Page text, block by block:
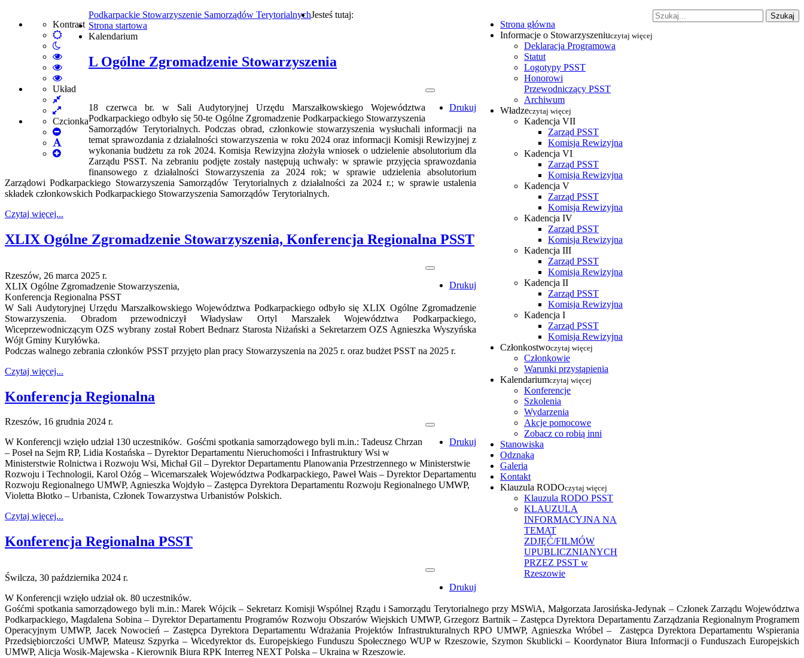
Kontrast
Default
tryb
nocny
High
Contrast
Black
White
High
Contrast
Black
High
Contrast
mode
Układ
Fixed
layout
Wide
layout
Czcionka
Set
Smaller
FontDefault
Set
Szukaj
Podkarpackie Stowarzyszenie Samorządów Terytorialnych
Strona główna
Informacje o Stowarzyszeniuczytaj więcej
Deklaracja Programowa
Statut
Logotypy PSST
Honorowi
Przewodniczący PSST
Archiwum
Władzeczytaj więcej
Kadencja VII
Zarząd PSST
Komisja Rewizyjna
Kadencja VI
Zarząd PSST
Komisja Rewizyjna
Kadencja V
Zarząd PSST
Komisja Rewizyjna
Kadencja IV
Zarząd PSST
Komisja Rewizyjna
Kadencja III
Zarząd PSST
Komisja Rewizyjna
Kadencja II
Zarząd PSST
Komisja Rewizyjna
Kadencja I
Zarząd PSST
Komisja Rewizyjna
Członkostwoczytaj więcej
Członkowie
Warunki przystąpienia
Kalendariumczytaj więcej
Konferencje
Szkolenia
Wydarzenia
Akcje pomocowe
Zobacz co robią inni
Stanowiska
Odznaka
Galeria
Kontakt
Klauzula RODOczytaj więcej
Klauzula RODO PSST
KLAUZULA
INFORMACYJNA NA
TEMAT
ZDJĘĆ/FILMÓW
UPUBLICZNIANYCH
PRZEZ PSST w
Rzeszowie
Jesteś tutaj:
Strona startowa
Kalendarium
L Ogólne Zgromadzenie Stowarzyszenia
Drukuj
18 czerwca br. w Sali Audytoryjnej Urzędu Marszałkowskiego Województwa
Podkarpackiego odbyło się 50-te Ogólne Zgromadzenie Podkarpackiego Stowarzyszenia
Samorządów Terytorialnych. Podczas obrad, członkowie stowarzyszenia wysłuchali informacji na
temat sprawozdania z działalności stowarzyszenia w roku 2024 oraz informacji Komisji Rewizyjnej z
wykonania budżetu za rok 2024. Komisja Rewizyjna złożyła wniosek o udzielenie absolutorium dla
Zarządu PSST. Na zebraniu podjęte zostały następują uchwały: w sprawie przyjęcia sprawozdania
finansowego z działalności Stowarzyszenia za 2024 rok; w sprawie udzielenia absolutorium
Zarządowi Podkarpackiego Stowarzyszenia Samorządów Terytorialnych z działalności za 2024 r.; w sprawie ustalenia
składek członkowskich Podkarpackiego Stowarzyszenia Samorządów Terytorialnych.
Czytaj więcej...
XLIX Ogólne Zgromadzenie Stowarzyszenia, Konferencja Regionalna PSST
Drukuj
Rzeszów, 26 marca 2025 r.
XLIX Ogólne Zgromadzenie Stowarzyszenia,
Konferencja Regionalna PSST
W Sali Audytoryjnej Urzędu Marszałkowskiego Województwa Podkarpackiego odbyło się XLIX Ogólne Zgromadzenie
Stowarzyszenia. Obradom przewodniczył Władysław Ortyl Marszałek Województwa Podkarpackiego,
Wiceprzewodniczącym OZS wybrany został Robert Bednarz Starosta Niżański a Sekretarzem OZS Agnieszka Wyszyńska
Wójt Gminy Kuryłówka.
Podczas walnego zebrania członków PSST przyjęto plan pracy Stowarzyszenia na 2025 r. oraz budżet PSST na 2025 r.
Czytaj więcej...
Konferencja Regionalna
Drukuj
Rzeszów, 16 grudnia 2024 r.
W Konferencji wzięło udział 130 uczestników. Gośćmi spotkania samorządowego byli m.in.: Tadeusz Chrzan
– Poseł na Sejm RP, Lidia Kostańska – Dyrektor Departamentu Nieruchomości i Infrastruktury Wsi w
Ministerstwie Rolnictwa i Rozwoju Wsi, Michał Gil – Dyrektor Departamentu Planowania Przestrzennego w Ministerstwie
Rozwoju i Technologii, Karol Ożóg – Wicemarszałek Województwa Podkarpackiego, Paweł Wais – Dyrektor Departamentu
Rozwoju Regionalnego UMWP, Agnieszka Wojdyło – Zastępca Dyrektora Departamentu Rozwoju Regionalnego UMWP,
Violetta Błotko – Urbanista, Członek Towarzystwa Urbanistów Polskich.
Czytaj więcej...
Konferencja Regionalna PSST
Drukuj
Świlcza, 30 października 2024 r.
W Konferencji wzięło udział ok. 80 uczestników.
Gośćmi spotkania samorządowego byli m.in.: Marek Wójcik – Sekretarz Komisji Wspólnej Rządu i Samorządu Terytorialnego przy MSWiA, Małgorzata Jarosińska-Jedynak – Członek Zarządu Województwa
Podkarpackiego, Magdalena Sobina – Dyrektor Departamentu Programów Rozwoju Obszarów Wiejskich UMWP, Grzegorz Bartnik – Zastępca Dyrektora Departamentu Zarządzania Regionalnym Programem
Operacyjnym UMWP, Jacek Nowocień – Zastępca Dyrektora Departamentu Wdrażania Projektów Infrastrukturalnych RPO UMWP, Agnieszka Wróbel – Zastępca Dyrektora Departamentu Wspierania
Przedsiębiorczości UMWP, Mateusz Szpyrka – Wicedyrektor ds. Europejskiego Funduszu Społecznego WUP w Rzeszowie, Szymon Skublicki – Koordynator Biura Informacji o Funduszach Europejskich
UMWP, Alicja Wosik-Majewska - Kierownik Biura RPK Interreg NEXT Polska – Ukraina w Rzeszowie.